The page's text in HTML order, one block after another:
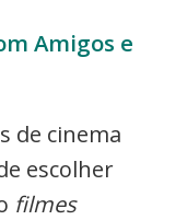
Amigos e
de cinema
escolher
filmes